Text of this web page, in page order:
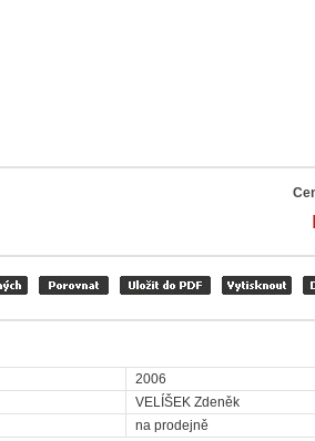
2006
VELÍŠEK Zdeněk
na prodejně